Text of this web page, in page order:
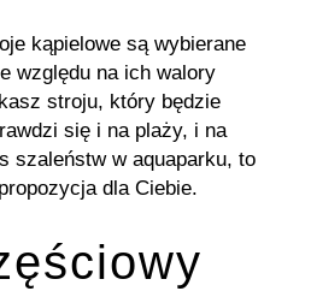
kąpielowe są wybierane
względu na ich walory
stroju, który będzie
się i na plaży, i na
szaleństw w aquaparku, to
dla Ciebie.